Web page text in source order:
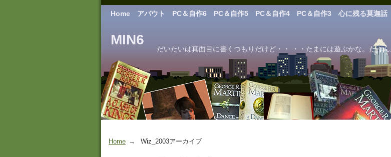
MIN6
だいたいは真面目に書くつもりだけど・・ ・・たまには遊ぶかな。たぶん
Home アバウト PC＆自作6 PC＆自作5 PC＆自作4 PC＆自作3 心に残る莫迦話
Home Wiz_2003アーカイブ